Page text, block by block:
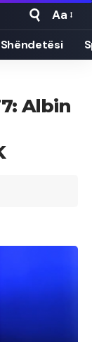
Font
Resizer
Aa
Shëndetësi
Albin